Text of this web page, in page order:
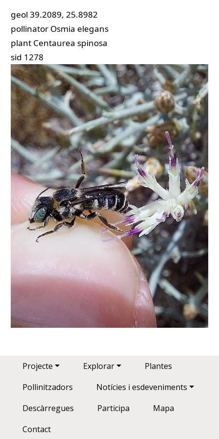
geol 39.2089, 25.8982
pollinator Osmia elegans
plant Centaurea spinosa
sid 1278
Main navigation
Projecte Explorar
Plantes
Pollinitzadors
Notícies i esdeveniments
Descàrregues
Participa
Mapa
Contact